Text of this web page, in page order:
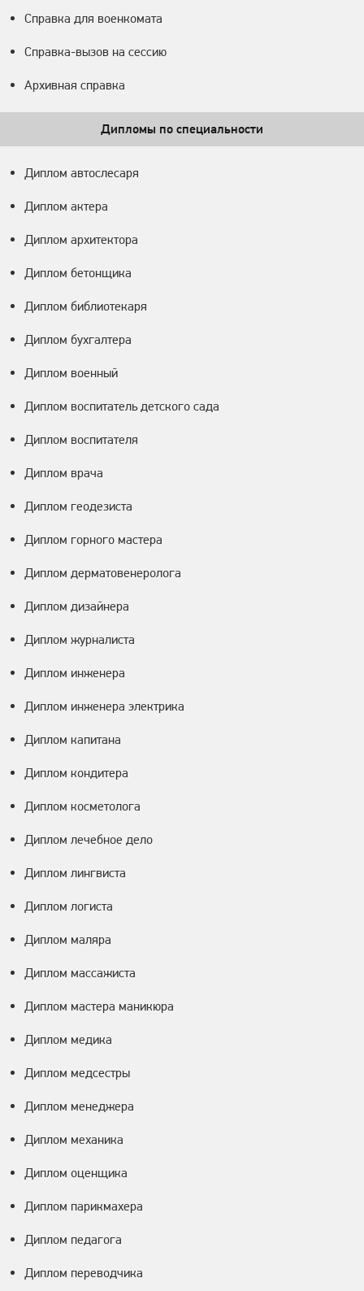
Справка для военкомата
Справка-вызов на сессию
Архивная справка
Дипломы по специальности
Диплом автослесаря
Диплом актера
Диплом архитектора
Диплом бетонщика
Диплом библиотекаря
Диплом бухгалтера
Диплом военный
Диплом воспитатель детского сада
Диплом воспитателя
Диплом врача
Диплом геодезиста
Диплом горного мастера
Диплом дерматовенеролога
Диплом дизайнера
Диплом журналиста
Диплом инженера
Диплом инженера электрика
Диплом капитана
Диплом кондитера
Диплом косметолога
Диплом лечебное дело
Диплом лингвиста
Диплом логиста
Диплом маляра
Диплом массажиста
Диплом мастера маникюра
Диплом медика
Диплом медсестры
Диплом менеджера
Диплом механика
Диплом оценщика
Диплом парикмахера
Диплом педагога
Диплом переводчика